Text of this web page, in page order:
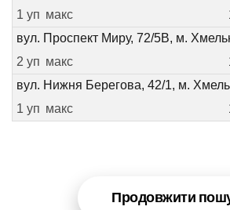
1 уп макс
вул. Проспект Миру, 72/5В, м.
2 уп макс
вул. Нижня Берегова, 42/1, м.
1 уп макс
Продовжити